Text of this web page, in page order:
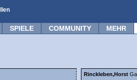
SPIELE COMMUNITY MEHR
Rinckleben,Horst